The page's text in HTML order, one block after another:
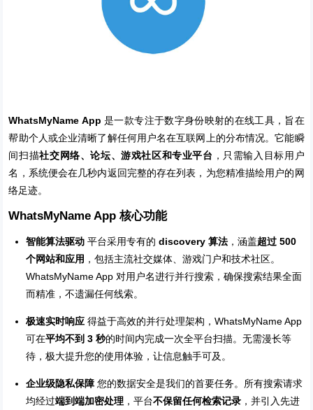
WhatsMyName App 是一款专注于数字身份映射的在线工具，旨在
帮助个人或企业清晰了解任何用户名在互联网上的分布情况。它能瞬
间扫描社交网络、论坛、游戏社区和专业平台 ，只需输入目标用户
名，系统便会在几秒内返回完整的存在列表，为您精准描绘用户的网
络足迹。
WhatsMyName App 核心功能
智能算法驱动 平台采用专有的discovery 算法 ，涵盖超过 500
个网站和应用 ，包括主流社交媒体、游戏门户和技术社区。
WhatsMyName App 对用户名进行并行搜索，确保搜索结果全面
而精准，不遗漏任何线索。
极速实时响应 得益于高效的并行处理架构，WhatsMyName App
可在平均不到 3 秒的时间内完成一次全平台扫描。无需漫长等
待，极大提升您的使用体验，让信息触手可及。
企业级隐私保障 您的数据安全是我们的首要任务。所有搜索请求
均经过端到端加密处理 ，平台不保留任何检索记录 ，并引入先进